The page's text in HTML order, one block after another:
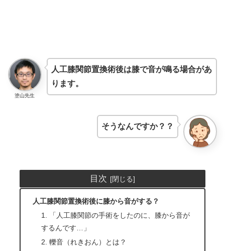
塗山先生
人工膝関節置換術後は膝で音が鳴る場合があ
ります。
そうなんですか？？
目次
人工膝関節置換術後に膝から音がする？
1. 「人工膝関節の手術をしたのに、膝から音が
するんです…」
2. 轢音（れきおん）とは？